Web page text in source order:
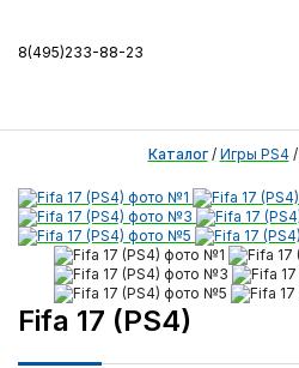
8(495)233-88-23
Каталог/ Игры PS4/
Fifa 17 (PS4)